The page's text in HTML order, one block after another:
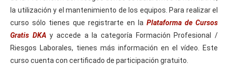
la utilización y el mantenimiento de los equipos. Para realizar el
curso sólo tienes que registrarte en la Plataforma de Cursos
Gratis DKAy accede a la categoría Formación Profesional /
Riesgos Laborales, tienes más información en el vídeo. Este
curso cuenta con certificado de participación gratuito.